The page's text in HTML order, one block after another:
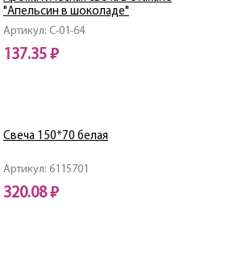
Артикул: C-01-64
"Апельсин в шоколаде"
137.35 ₽
Артикул: 6115701
Свеча 150*70 белая
320.08 ₽